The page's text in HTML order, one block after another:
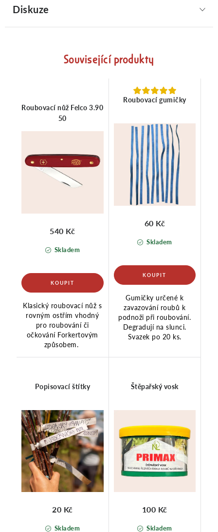
Diskuze
Související produkty
Roubovací nůž Felco 3.90
50
Skladem
540 Kč
Klasický roubovací nůž s
rovným ostřím vhodný
pro roubování či
očkování Forkertovým
způsobem.
Roubovací gumičky
Skladem
60 Kč
Gumičky určené k
zavazování roubů k
podnoži při roubování.
Degradují na slunci.
Svazek po 20 ks.
Popisovací štítky
Skladem
20 Kč
Štěpařský vosk
Skladem
100 Kč